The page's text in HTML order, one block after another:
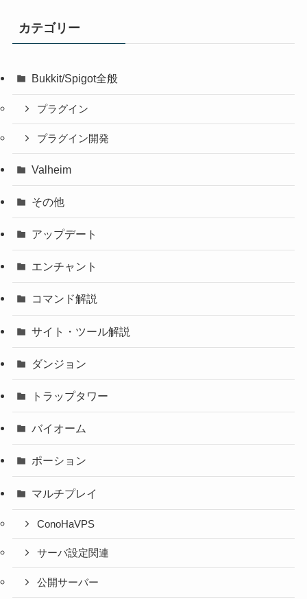
カテゴリー
Bukkit/Spigot全般
プラグイン
プラグイン開発
Valheim
その他
アップデート
エンチャント
コマンド解説
サイト・ツール解説
ダンジョン
トラップタワー
バイオーム
ポーション
マルチプレイ
ConoHaVPS
サーバ設定関連
公開サーバー